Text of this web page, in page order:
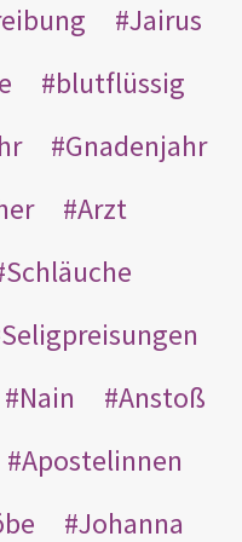
Jairus
blutflüssig
Gnadenjahr
Arzt
Schläuche
Seligpreisungen
Nain
Anstoß
Apostelinnen
Johanna